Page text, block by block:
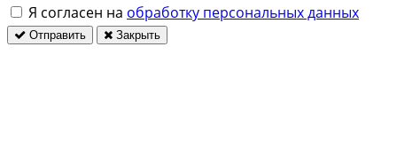
Я согласен на обработку персональных данных
Отправить Закрыть